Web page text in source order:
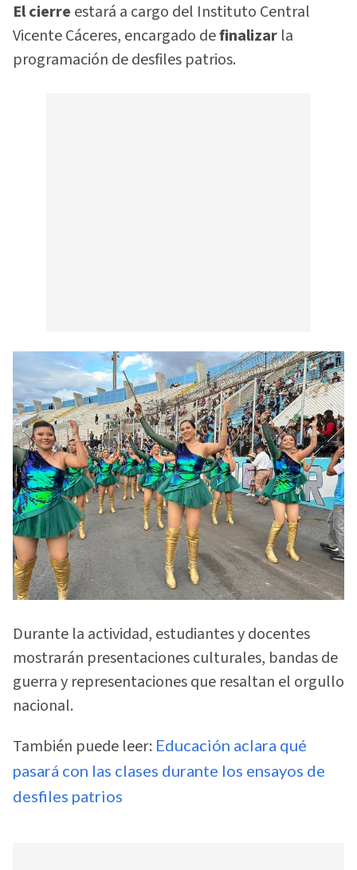
El cierre estará a cargo del Instituto Central
Vicente Cáceres, encargado definalizar la
programación de desfiles patrios.
Durante la actividad, estudiantes y docentes
mostrarán presentaciones culturales, bandas de
guerra y representaciones que resaltan el orgullo
nacional.
También puede leer: Educación aclara qué
pasará con las clases durante los ensayos de
desfiles patrios